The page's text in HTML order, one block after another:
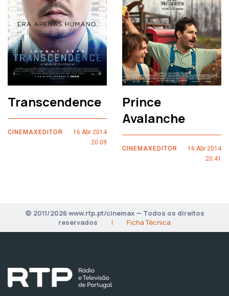
Transcendence
CINEMAXEDITOR
16 Abr 2014
20:09
Prince
Avalanche
CINEMAXEDITOR
16 Abr 2014
20:41
© 2011/2026 www.rtp.pt/cinemax — Todos os direitos
reservados
| Ficha Técnica